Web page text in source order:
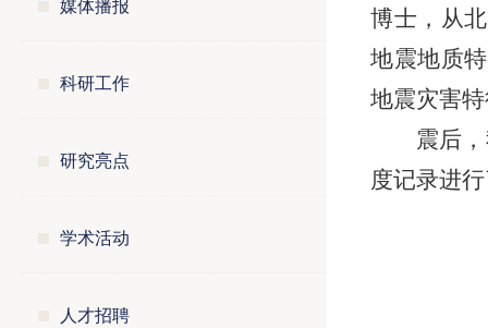
科研工作
研究亮点
学术活动
人才招聘
博士，从
地震地质
地震灾害
震后
度记录进